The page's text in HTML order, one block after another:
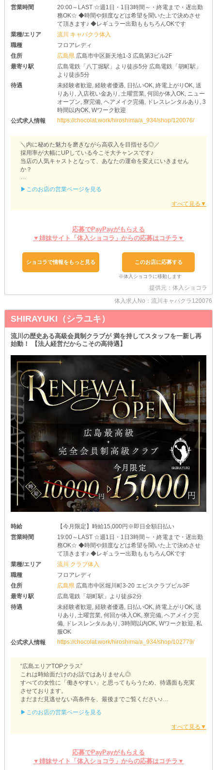
営業時間
20:00～LAST ☆週1日・1日3時間～・終電まで・遅出勤
務OK☆ ◆時間や頻度などは希望を聞いた上で決めさせ
て頂きます♪ ◆レギュラー出勤ももちろんOKです
業種/エリア
流川 キャバクラ体入
職種
フロアレディ
住所
広島県 広島市中区新天地1-3 広島第3ビル2F
最寄り駅
広島電鉄「八丁堀駅」より徒歩5分 広島電鉄「胡町駅」
より徒歩5分
待遇
未経験者歓迎, 経験者優遇, 日払いOK, 終電上がりOK, 送
りあり, 入店祝い金あり, 土曜営業, 何回か体入OK, ニュー
オープン, 寮完備, ヘアメイク完備, ドレスレンタルあり, 3
時間以内OK, Wワーク歓迎
公式求人情報
https://chocolat.work/hiroshima/a_934/shop/120076/
＼内に秘めた魅力を磨きながら高収入を目指せる◎／
採用率が大幅にUPしている今こそ大チャンスです♪
当店の人気キャストとなって、あなたの運命を変えにいきません
か？
￣￣￣￣￣￣￣￣￣￣￣￣￣
「お仕事用の衣装を持っていない…」
当店は《衣装レンタル》を完備しています♪
つまり事前にお洋服を購入する手間も費用もかかりません！
“とにかく始めたい”という気持ちだけあればOKです♥
出勤してから髪型をセットできるので日々の準備も最低限で大丈夫
❁ママさんもバックアップ❁
￣￣￣￣￣￣￣￣￣￣￣￣￣
「育児とナイトワークって、正直ハードルが高い…」
そんな子も両立できるように《託児所》をご紹介しています！
ことが可能♡
無理なく続けられるようにしっかりフォローさせてください♪
＼土曜日も元気に営業中！／
少しでも気になったら、まずは体験入店で当店の雰囲気を確かめて
みませんか？
あなたとお会いできることを心より楽しみにしています♪
▶このお店の営業ページを見る
応募でPayPayがもらえる
▼姉妹サイト「体入ショコラ」からの応募はコチラ▼
ショコラで情報をもっと見る このお店に応募する
提供元：体入ショコラ
体入求人No：流川キャバクラ120076
SHIRAYUKI（シラユキ）
流川の歴史ある高級会員制クラブが 満を持してスタッフを一新し再
始動！ 【法人経営だからこその高待遇】
時給
【今月限定】時給15,000円※即日全額日払い
営業時間
19:00～LAST ☆週1日・1日3時間～・終電まで・遅出勤
務OK☆ ◆時間や頻度などは希望を聞いた上で決めさせ
て頂きます♪ ◆レギュラー出勤ももちろんOKです
業種/エリア
流川 クラブ体入
職種
フロアレディ
住所
広島県 広島市中区堀川町3-20 エビスクラブビル3F
最寄り駅
広島電鉄「胡町駅」より徒歩2分
待遇
未経験者歓迎, 経験者優遇, 日払いOK, 終電上がりOK, 送
りあり, 土曜営業, 何回か体入OK, 寮完備, ヘアメイク完
備, ドレスレンタルあり, 3時間以内OK, Wワーク歓迎, 私
服OK
公式求人情報
https://chocolat.work/hiroshima/a_934/shop/102779/
“広島エリアTOPクラス”
これは時給面だけのお話ではありません◎
すべての女性に「働きやすい」と思ってもらうため、待遇面も充実
させております。
まだまだ見逃せない高条件を、最後までご覧ください♪
【SHIRAYUKI（シラユキ）】
お店の方で貸ドレスをご用意。
初期費用を抑えられるうえに、準備の手間が省けるからまさしく一
▶このお店の営業ページを見る
応募でPayPayがもらえる
▼姉妹サイト「体入ショコラ」からの応募はコチラ▼